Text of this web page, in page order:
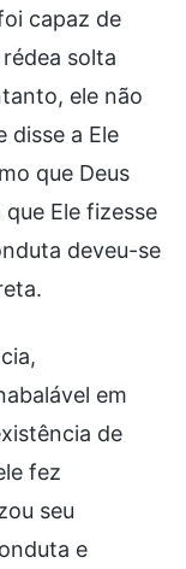
capaz de
solta
ele não
disse a Ele
que Deus
Ele fizesse
deveu-se
em
de
fez
seu
e